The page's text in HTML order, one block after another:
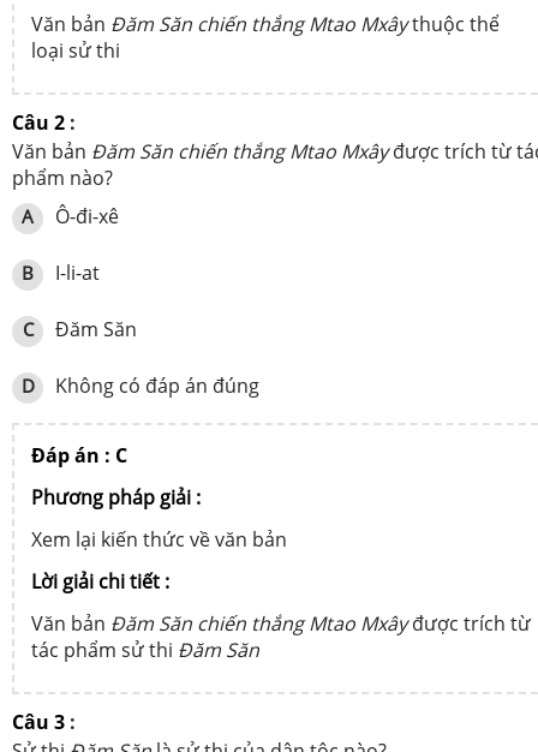
Văn bản Đăm Săn chiến thắng Mtao Mxâythuộc thể
loại sử thi
Câu 2 :
Văn bản Đăm Săn chiến thắng Mtao Mxâyđược trích từ
phẩm nào?
A Ô-đi-xê
B I-li-at
C Đăm Săn
D Không có đáp án đúng
Đáp án : C
Phương pháp giải :
Xem lại kiến thức về văn bản
Lời giải chi tiết :
Văn bản Đăm Săn chiến thắng Mtao Mxâyđược trích từ
tác phẩm sử thi Đăm Săn
Câu 3 :